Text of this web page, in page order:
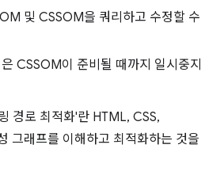
및 CSSOM을 쿼리하고 수정할 수
CSSOM이 준비될 때까지 일시중지
경로 최적화'란 HTML, CSS,
그래프를 이해하고 최적화하는 것을